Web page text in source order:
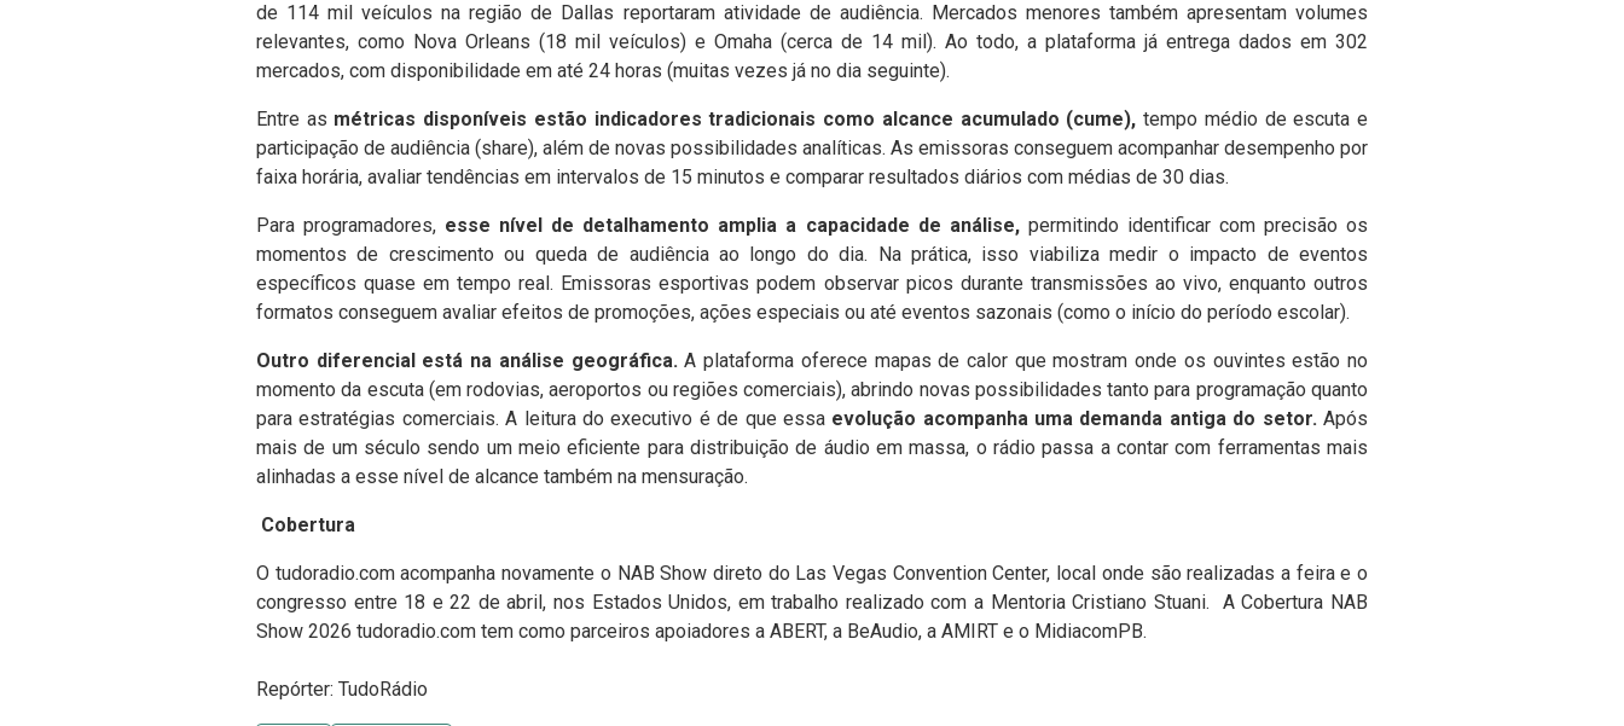
de 114 mil veículos na região de Dallas reportaram atividade de audiência. Mercados menores também apresentam volumes
relevantes, como Nova Orleans (18 mil veículos) e Omaha (cerca de 14 mil). Ao todo, a plataforma já entrega dados em 302
mercados, com disponibilidade em até 24 horas (muitas vezes já no dia seguinte).
Entre as métricas disponíveis estão indicadores tradicionais como alcance acumulado (cume), tempo médio de escuta e
participação de audiência (share), além de novas possibilidades analíticas. As emissoras conseguem acompanhar desempenho por
faixa horária, avaliar tendências em intervalos de 15 minutos e comparar resultados diários com médias de 30 dias.
Para programadores, esse nível de detalhamento amplia a capacidade de análise,permitindo identificar com precisão os
momentos de crescimento ou queda de audiência ao longo do dia.
Na prática, isso viabiliza medir o impacto de eventos
específicos quase em tempo real. Emissoras esportivas podem observar picos durante transmissões ao vivo, enquanto outros
formatos conseguem avaliar efeitos de promoções, ações especiais ou até eventos sazonais (como o início do período escolar).
Outro diferencial está na análise geográfica.A plataforma oferece mapas de calor que mostram onde os ouvintes estão no
momento da escuta (em rodovias, aeroportos ou regiões comerciais), abrindo novas possibilidades tanto para programação quanto
para estratégias comerciais.A leitura do executivo é de que essaevolução acompanha uma demanda antiga do setor.Após
mais de um século sendo um meio eficiente para distribuição de áudio em massa, o rádio passa a contar com ferramentas mais
alinhadas a esse nível de alcance também na mensuração.
Cobertura
O tudoradio.com acompanha novamente o NAB Show direto do Las Vegas Convention Center, local onde são realizadas a feira e o
congresso entre 18 e 22 de abril, nos Estados Unidos, em trabalho realizado com a Mentoria Cristiano Stuani. A Cobertura NAB
Show 2026 tudoradio.com tem como parceiros apoiadores a ABERT, a BeAudio, a AMIRT e o MidiacomPB.
Repórter: TudoRádio